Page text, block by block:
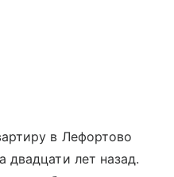
в Лефортово
двадцати лет назад.